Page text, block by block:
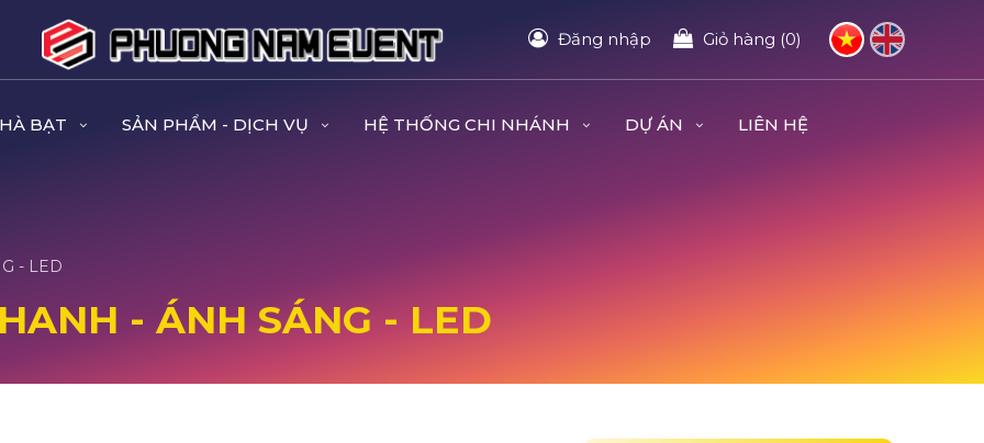
Đăng nhập Giỏ hàng (0)
BẠT SẢN PHẨM - DỊCH VỤ HỆ THỐNG CHI NHÁNH DỰ ÁN LIÊN HỆ
- LED
- ÁNH SÁNG - LED